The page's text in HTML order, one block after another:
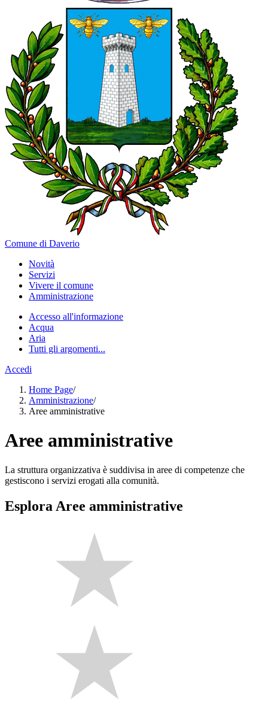
Comune di Daverio
Novità
Servizi
Vivere il comune
Amministrazione
Accesso all'informazione
Acqua
Aria
Tutti gli argomenti...
Accedi
Home Page/
Amministrazione/
Aree amministrative
Aree amministrative
La struttura organizzativa è suddivisa in aree di competenze che
gestiscono i servizi erogati alla comunità.
Esplora Aree amministrative